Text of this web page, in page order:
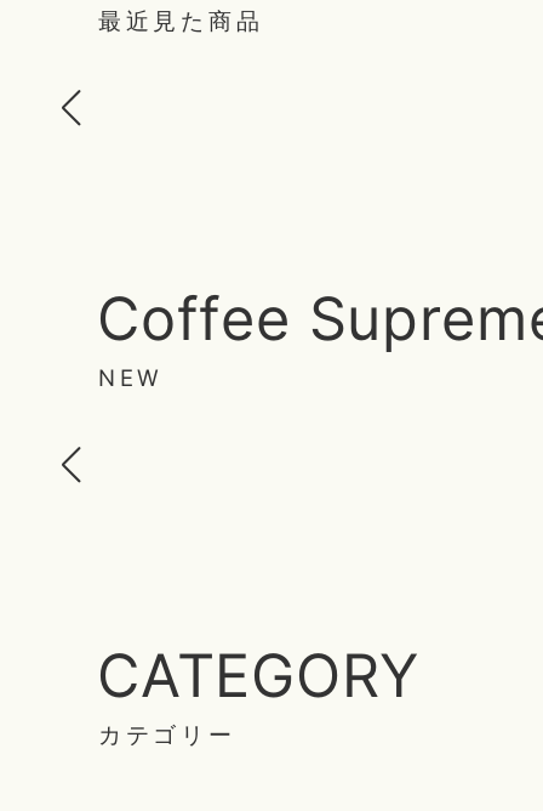
最近見た商品
Coffee
NEW
CATEGORY
カテゴリー